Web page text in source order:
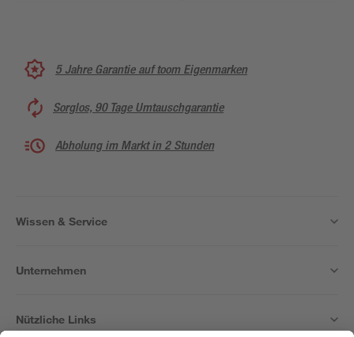
5 Jahre Garantie auf toom Eigenmarken
Sorglos, 90 Tage Umtauschgarantie
Abholung im Markt in 2 Stunden
Wissen & Service
Unternehmen
Nützliche Links